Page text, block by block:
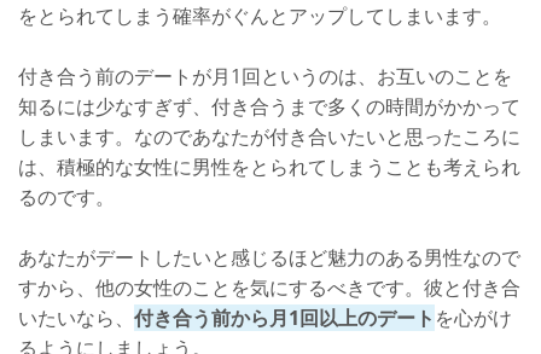
をとられてしまう確率がぐんとアップしてしまいます。
付き合う前のデートが月1回というのは、お互いのことを
知るには少なすぎず、付き合うまで多くの時間がかかって
しまいます。なのであなたが付き合いたいと思ったころに
は、積極的な女性に男性をとられてしまうことも考えられ
るのです。
あなたがデートしたいと感じるほど魅力のある男性なので
すから、他の女性のことを気にするべきです。彼と付き合
いたいなら、 付き合う前から月1回以上のデート を心がけ
るようにしましょう。